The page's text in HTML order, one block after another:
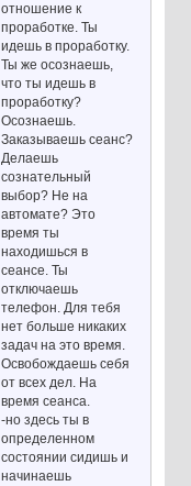
отношение к
проработке. Ты
идешь в проработку.
Ты же осознаешь,
что ты идешь в
проработку?
Осознаешь.
Заказываешь сеанс?
Делаешь
сознательный
выбор? Не на
автомате? Это
время ты
находишься в
сеансе. Ты
отключаешь
телефон. Для тебя
нет больше никаких
задач на это время.
Освобождаешь себя
от всех дел. На
время сеанса.
-но здесь ты в
определенном
состоянии сидишь и
начинаешь